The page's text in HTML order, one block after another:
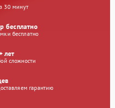
30 минут
бесплатно
бесплатно
лет
сложности
гарантию